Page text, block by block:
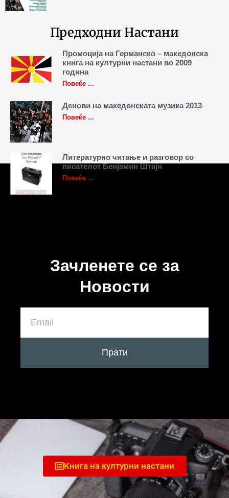
Предходни Настани
Промоција на Германско – македонска
книга на културни настани во 2009
година
Повеќе ...
Денови на македонската музика 2013
Повеќе ...
Литературно читање и разговор со
писателот Бенјамин Штајн
Повеќе ...
Зачленете се за
Новости
Прати
Книга на културни настани